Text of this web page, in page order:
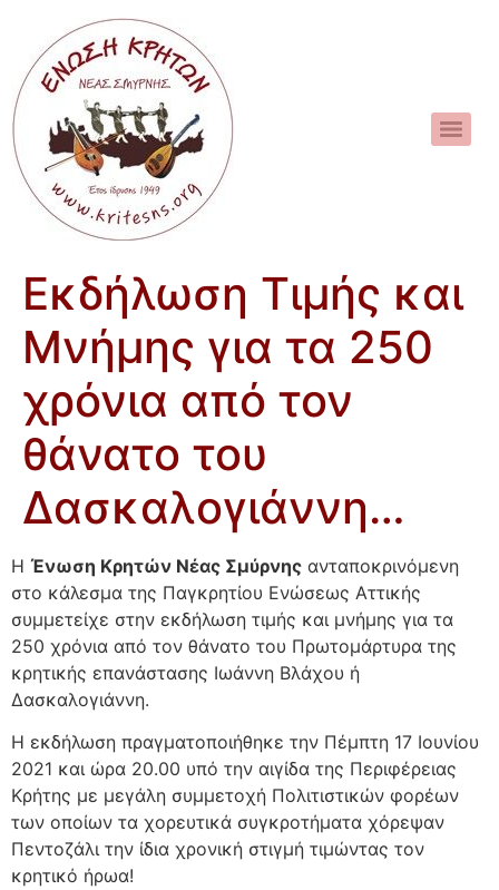
Εκδήλωση Τιμής και
Μνήμης για τα 250
χρόνια από τον
θάνατο του
Δασκαλογιάννη…
Η Ένωση Κρητών Νέας Σμύρνης ανταποκρινόμενη
στο κάλεσμα της Παγκρητίου Ενώσεως Αττικής
συμμετείχε στην εκδήλωση τιμής και μνήμης για τα
250 χρόνια από τον θάνατο του Πρωτομάρτυρα της
κρητικής επανάστασης Ιωάννη Βλάχου ή
Δασκαλογιάννη.
Η εκδήλωση πραγματοποιήθηκε την Πέμπτη 17 Ιουνίου
2021 και ώρα 20.00 υπό την αιγίδα της Περιφέρειας
Κρήτης με μεγάλη συμμετοχή Πολιτιστικών φορέων
των οποίων τα χορευτικά συγκροτήματα χόρεψαν
Πεντοζάλι την ίδια χρονική στιγμή τιμώντας τον
κρητικό ήρωα!